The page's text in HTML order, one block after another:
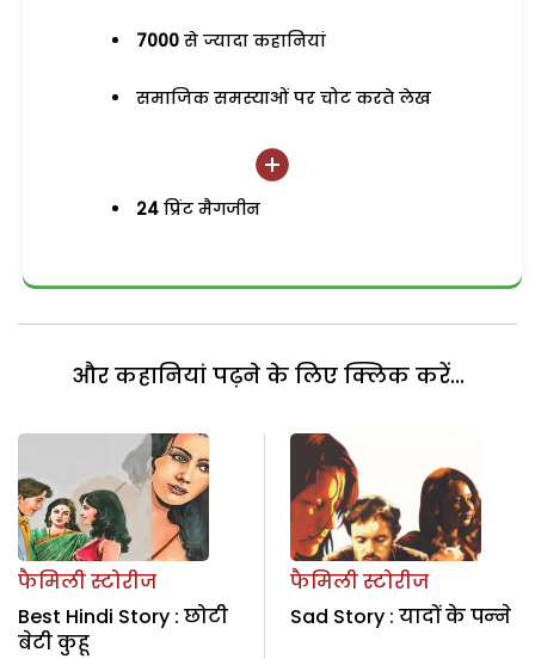
7000 से ज्यादा कहानियां
समाजिक समस्याओं पर चोट करते लेख
24 प्रिंट मैगजीन
और कहानियां पढ़ने के लिए क्लिक करें...
फैमिली स्टोरीज
Best Hindi Story : छोटी
बेटी कुहू
फैमिली स्टोरीज
Sad Story : यादों के पन्‍ने